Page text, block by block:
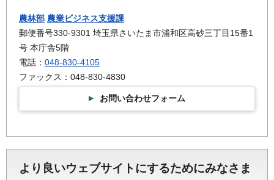
農林部 農業ビジネス支援課
郵便番号330-9301 埼玉県さいたま市浦和区高砂三丁目15番1
号 本庁舎5階
電話： 048-830-4105
ファックス：048-830-4830
お問い合わせフォーム
より良いウェブサイトにするためにみなさま